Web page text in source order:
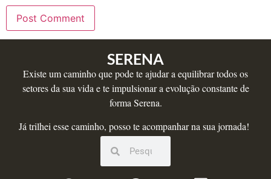
SERENA
Existe um caminho que pode te ajudar a equilibrar todos os
setores da sua vida e te impulsionar a evolução constante de
forma Serena.
Já trilhei esse caminho, posso te acompanhar na sua jornada!